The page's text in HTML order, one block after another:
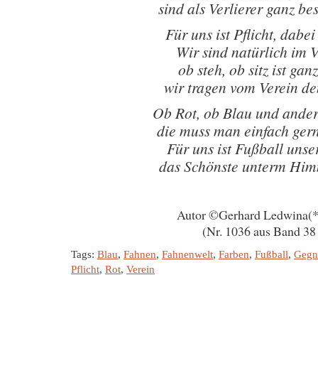
sind als Verlierer ganz
Für uns ist Pflicht, dabei
Wir sind natürlich im
ob steh, ob sitz ist
wir tragen vom Verein
Ob Rot, ob Blau und
die muss man einfach
Für uns ist Fußball
das Schönste unterm
Autor ©Gerhard
(Nr. 1036 aus Band
Tags: Blau, Fahnen, Fahnenwelt, Farben, Fußball,
Pflicht, Rot, Verein